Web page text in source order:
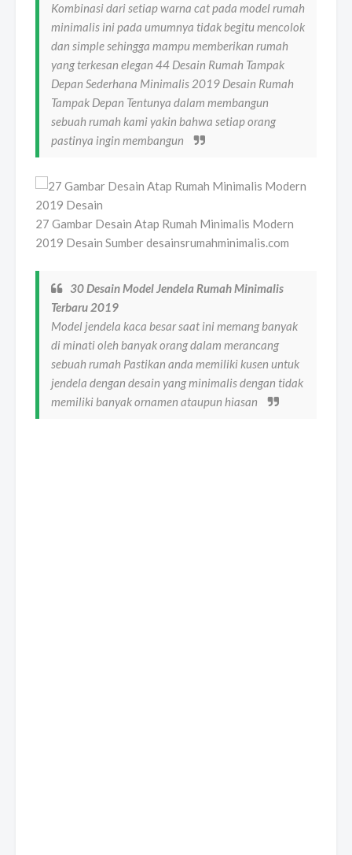
Kombinasi dari setiap warna cat pada model rumah
minimalis ini pada umumnya tidak begitu mencolok
dan simple sehingga mampu memberikan rumah
yang terkesan elegan 44 Desain Rumah Tampak
Depan Sederhana Minimalis 2019 Desain Rumah
Tampak Depan Tentunya dalam membangun
sebuah rumah kami yakin bahwa setiap orang
pastinya ingin membangun
27 Gambar Desain Atap Rumah Minimalis Modern
2019 Desain Sumber desainsrumahminimalis.com
30 Desain Model Jendela Rumah Minimalis
Terbaru 2019
Model jendela kaca besar saat ini memang banyak
di minati oleh banyak orang dalam merancang
sebuah rumah Pastikan anda memiliki kusen untuk
jendela dengan desain yang minimalis dengan tidak
memiliki banyak ornamen ataupun hiasan